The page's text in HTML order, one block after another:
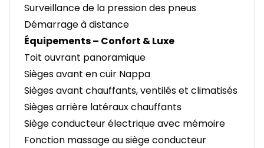
Surveillance de la pression des pneus
Démarrage à distance
Équipements – Confort & Luxe
Toit ouvrant panoramique
Sièges avant en cuir Nappa
Sièges avant chauffants, ventilés et climatisés
Sièges arrière latéraux chauffants
Siège conducteur électrique avec mémoire
Fonction massage au siège conducteur